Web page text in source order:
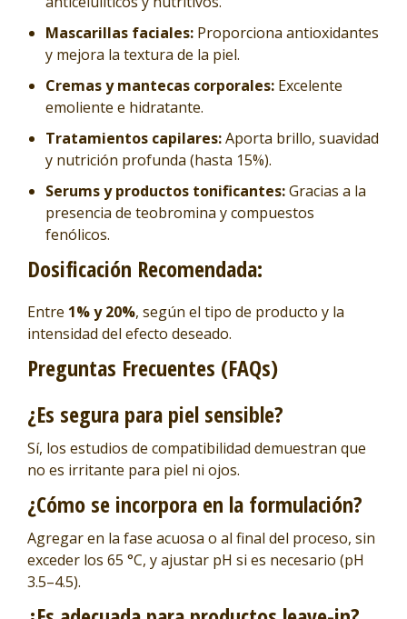
Mascarillas faciales: Proporciona antioxidantes
y mejora la textura de la piel.
Cremas y mantecas corporales: Excelente
emoliente e hidratante.
Tratamientos capilares:Aporta brillo, suavidad
y nutrición profunda (hasta 15%).
Serums y productos tonificantes:Gracias a la
presencia de teobromina y compuestos
fenólicos.
Dosificación Recomendada:
Entre 1% y 20%, según el tipo de producto y la
intensidad del efecto deseado.
Preguntas Frecuentes (FAQs)
¿Es segura para piel sensible?
Sí, los estudios de compatibilidad demuestran que
no es irritante para piel ni ojos.
¿Cómo se incorpora en la formulación?
Agregar en la fase acuosa o al final del proceso, sin
exceder los 65 °C, y ajustar pH si es necesario (pH
3.5–4.5).